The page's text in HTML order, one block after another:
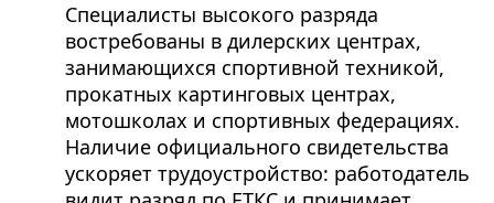
Специалисты высокого разряда
востребованы в дилерских центрах,
занимающихся спортивной техникой,
прокатных картинговых центрах,
мотошколах и спортивных федерациях.
Наличие официального свидетельства
ускоряет трудоустройство: работодатель